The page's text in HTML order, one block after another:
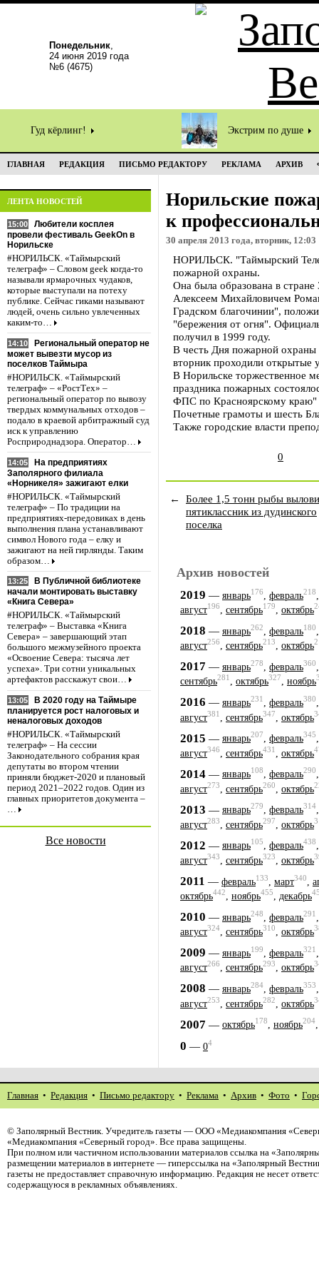
Понедельник,
24 июня 2019 года
№6 (4675)
Гуд кёрлинг! Экстрим по душе
ГЛАВНАЯ РЕДАКЦИЯ ПИСЬМО РЕДАКТОРУ РЕКЛАМА АРХИВ
ЛЕНТА НОВОСТЕЙ
15:00
Любители косплея
провели фестиваль GeekOn в
Норильске
#НОРИЛЬСК. «Таймырский
телеграф» – Словом geek когда-то
называли ярмарочных чудаков,
которые выступали на потеху
публике. Сейчас гиками называют
людей, очень сильно увлеченных
каким-то…
14:10
Региональный оператор не
может вывезти мусор из
поселков Таймыра
#НОРИЛЬСК. «Таймырский
телеграф» – «РостТех» –
региональный оператор по вывозу
твердых коммунальных отходов –
подало в краевой арбитражный суд
иск к управлению
Росприроднадзора. Оператор…
14:05
На предприятиях
Заполярного филиала
«Норникеля» зажигают елки
#НОРИЛЬСК. «Таймырский
телеграф» – По традиции на
предприятиях-передовиках в день
выполнения плана устанавливают
символ Нового года – елку и
зажигают на ней гирлянды. Таким
образом…
13:25
В Публичной библиотеке
начали монтировать выставку
«Книга Севера»
#НОРИЛЬСК. «Таймырский
телеграф» – Выставка «Книга
Севера» – завершающий этап
большого межмузейного проекта
«Освоение Севера: тысяча лет
успеха». Три сотни уникальных
артефактов расскажут свои…
13:05
В 2020 году на Таймыре
планируется рост налоговых и
неналоговых доходов
#НОРИЛЬСК. «Таймырский
телеграф» – На сессии
Законодательного собрания края
депутаты во втором чтении
приняли бюджет-2020 и плановый
период 2021–2022 годов. Один из
главных приоритетов документа –
…
Все новости
Норильские
к
30 апреля 2013 года, вторник, 12:03
НОРИЛЬСК. "Таймырский
пожарной охраны.
Она была образована в
Алексеем Михайловичем
Градском благочинии",
"бережения от огня".
получил в 1999 году.
В честь Дня пожарной охраны
вторник проходили
В Норильске торжественное
праздника пожарных
ФПС по Красноярскому краю"
Почетные грамоты и шесть
Также городские власти
0
←
Более 1,5 тонн рыбы
пятиклассник из дудинского
поселка
Архив новостей
2019 — январь176 февраль218
август196, сентябрь179, октябрь
2018 — январь262 февраль180
август256, сентябрь213, октябрь
2017 — январь278 февраль360
сентябрь281, октябрь327, ноябрь
2016 — январь231 февраль380
август381 сентябрь347 октябрь
2015 — январь207, февраль345
август346 сентябрь431 октябрь
2014 — январь108, февраль290
август273 сентябрь260 октябрь
2013 — январь279, февраль314
август283 сентябрь297 октябрь
2012 — январь105, февраль438
август343, сентябрь323, октябрь
2011 — февраль133 март340
октябрь442, ноябрь455, декабрь
2010 — январь248 февраль291
август324, сентябрь310, октябрь
2009 — январь199 февраль321
август266, сентябрь293, октябрь
2008 — январь284 февраль353
август253 сентябрь282 октябрь
2007 — октябрь178, ноябрь204
0 — 04
Главная • Редакция • Письмо редактору • Реклама • Архив • Фото •
© Заполярный Вестник. Учредитель газеты — ООО «Медиакомпания
«Медиакомпания «Северный город». Все права защищены.
При полном или частичном использовании материалов ссылка на
размещении материалов в интернете — гиперссылка на «Заполярный
газеты не предоставляет справочную информацию. Редакция не несет
содержащуюся в рекламных объявлениях.